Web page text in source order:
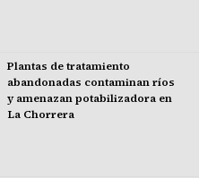
Plantas de tratamiento
abandonadas contaminan ríos
y amenazan potabilizadora en
La Chorrera